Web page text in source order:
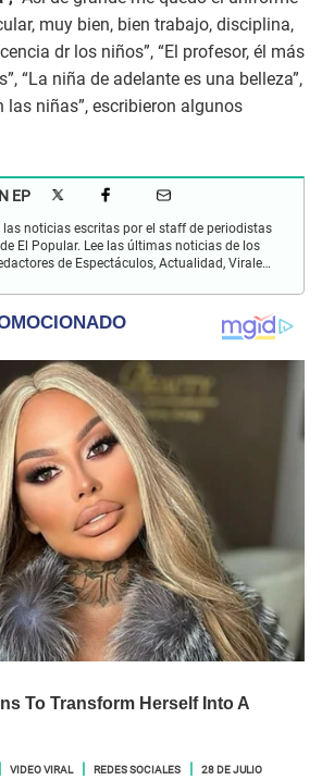
muy bien, bien trabajo, disciplina,
dr los niños”, “El profesor, él más
“La niña de adelante es una belleza”,
las niñas”, escribieron algunos
EP
las noticias escritas por el staff de periodistas
El Popular. Lee las últimas noticias de los
de Espectáculos, Actualidad, Virales,
VIDEO VIRAL REDES SOCIALES
28 DE JULIO